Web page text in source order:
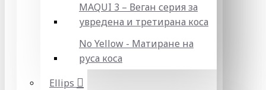
MAQUI 3 – Веган серия за
увредена и третирана коса
No Yellow - Матиране на
руса коса
Ellips